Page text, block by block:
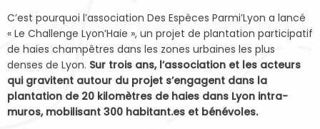
C’est pourquoi l’association Des Espèces Parmi’Lyon a lancé
« Le Challenge Lyon’Haie », un projet de plantation participatif
de haies champêtres dans les zones urbaines les plus
denses de Lyon. Sur trois ans, l’association et les acteurs
qui gravitent autour du projet s’engagent dans la
plantation de 20 kilomètres de haies dans Lyon intra-
muros, mobilisant 300 habitant.es et bénévoles.